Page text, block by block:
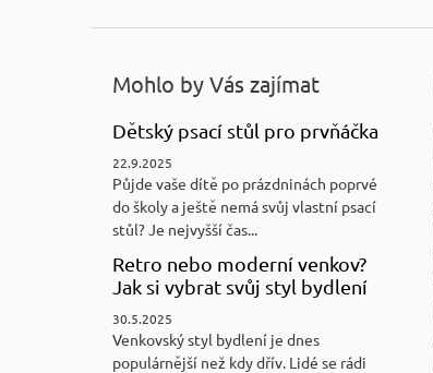
Mohlo by Vás zajímat
Dětský psací stůl pro prvňáčka
22.9.2025
Půjde vaše dítě po prázdninách poprvé
do školy a ještě nemá svůj vlastní psací
stůl? Je nejvyšší čas...
Retro nebo moderní venkov?
Jak si vybrat svůj styl bydlení
30.5.2025
Venkovský styl bydlení je dnes
populárnější než kdy dřív. Lidé se rádi